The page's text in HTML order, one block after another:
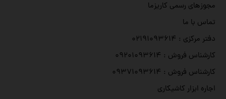
مجوزهای رسمی کاریزما
تماس با ما
دفتر مرکزی : ۰۲۱۹۱۰۹۳۶۱۴
کارشناس فروش : ۰۹۲۰۱۰۹۳۶۱۴
کارشناس فروش : ۰۹۳۷۱۰۹۳۶۱۴
اجاره ابزار کاشیکاری